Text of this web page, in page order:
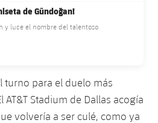
de Gündoğan!
y luce el nombre del talentoso
turno para el duelo más
Stadium de Dallas acogía
volvería a ser culé, como ya